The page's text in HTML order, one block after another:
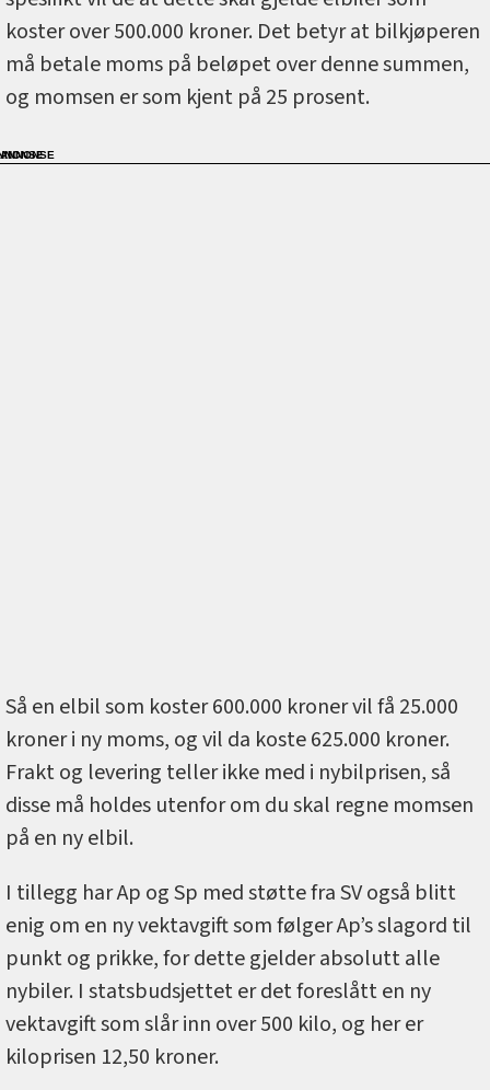
koster over 500.000 kroner. Det betyr at bilkjøperen
må betale moms på beløpet over denne summen,
og momsen er som kjent på 25 prosent.
Så en elbil som koster 600.000 kroner vil få 25.000
kroner i ny moms, og vil da koste 625.000 kroner.
Frakt og levering teller ikke med i nybilprisen, så
disse må holdes utenfor om du skal regne momsen
på en ny elbil.
I tillegg har Ap og Sp med støtte fra SV også blitt
enig om en ny vektavgift som følger Ap’s slagord til
punkt og prikke, for dette gjelder absolutt alle
nybiler. I statsbudsjettet er det foreslått en ny
vektavgift som slår inn over 500 kilo, og her er
kiloprisen 12,50 kroner.